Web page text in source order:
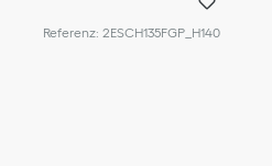
Referenz:2ESCH135FGP_H140